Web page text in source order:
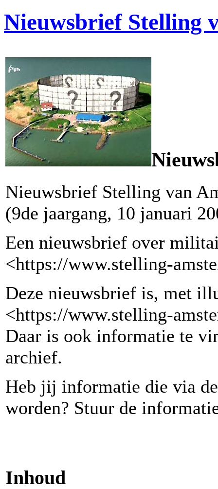
Nieuwsbrief Stelling
Nieuwsbrief Stelling van
(9de jaargang, 10 januari
Een nieuwsbrief over
<https://www.stelling-
Deze nieuwsbrief is, met
<https://www.stelling-
Daar is ook informatie te
archief.
Heb jij informatie die via
worden? Stuur de
Inhoud